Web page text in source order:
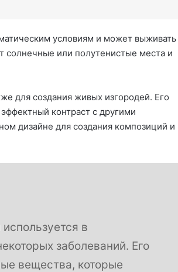
условиям и может выживать
солнечные или полутенистые места и
для создания живых изгородей. Его
контраст с другими
дизайне для создания композиций и
в
заболеваний. Его
вещества, которые